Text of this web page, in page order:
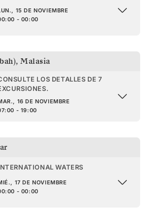
15 DE NOVIEMBRE
- 00:00
, Malasia
LOS DETALLES DE 7
16 DE NOVIEMBRE
- 19:00
WATERS
17 DE NOVIEMBRE
- 00:00